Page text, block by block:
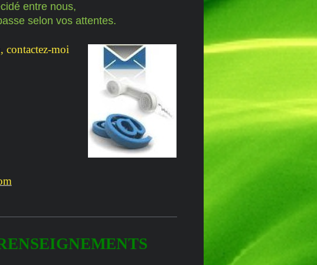
entre nous,
selon vos attentes.
contactez-moi